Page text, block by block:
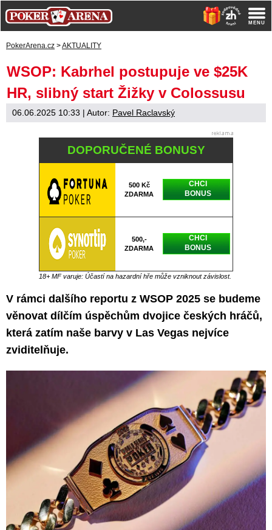
PokerArena.cz >AKTUALITY
WSOP: Kabrhel postupuje ve $25K
HR, slibný start Žižky v Colossusu
06.06.2025 10:33 | Autor: Pavel Raclavský
DOPORUČENÉ BONUSY
500 Kč
ZDARMA
CHCI
BONUS
500,-
ZDARMA
CHCI
BONUS
18+ MF varuje: Účastí na hazardní hře může vzniknout závislost.
V rámci dalšího reportu z WSOP 2025 se budeme
věnovat dílčím úspěchům dvojice českých hráčů,
která zatím naše barvy v Las Vegas nejvíce
zviditelňuje.